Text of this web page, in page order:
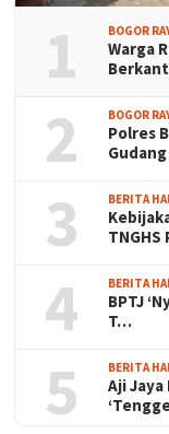
1 BOGOR
Warga
2 BOGOR
Polres
3 BERITA
4 BERITA
BPTJ
T…
5 BERITA
Aji